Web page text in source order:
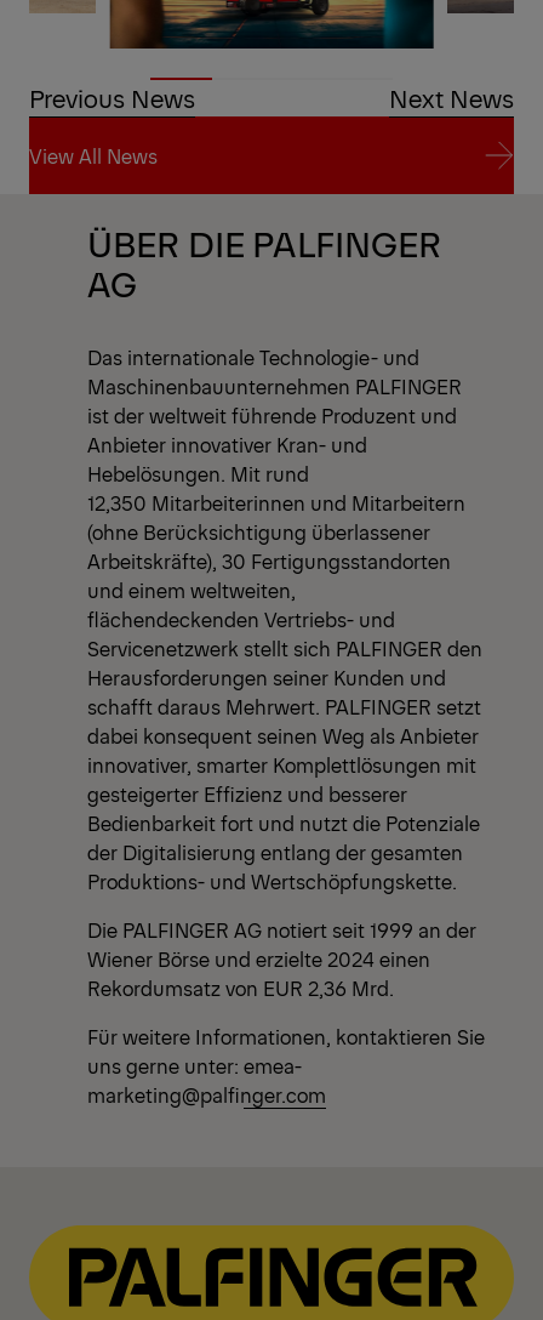
Previous News Next News
View All News
View All News
ÜBER DIE PALFINGER
AG
Das internationale Technologie- und
Maschinenbauunternehmen PALFINGER
ist der weltweit führende Produzent und
Anbieter innovativer Kran- und
Hebelösungen. Mit rund
12,350 Mitarbeiterinnen und Mitarbeitern
(ohne Berücksichtigung überlassener
Arbeitskräfte), 30 Fertigungsstandorten
und einem weltweiten,
flächendeckenden Vertriebs- und
Servicenetzwerk stellt sich PALFINGER den
Herausforderungen seiner Kunden und
schafft daraus Mehrwert. PALFINGER setzt
dabei konsequent seinen Weg als Anbieter
innovativer, smarter Komplettlösungen mit
gesteigerter Effizienz und besserer
Bedienbarkeit fort und nutzt die Potenziale
der Digitalisierung entlang der gesamten
Produktions- und Wertschöpfungskette.
Die PALFINGER AG notiert seit 1999 an der
Wiener Börse und erzielte 2024 einen
Rekordumsatz von EUR 2,36 Mrd.
Für weitere Informationen, kontaktieren Sie
uns gerne unter: emea-
marketing@palfinger.com